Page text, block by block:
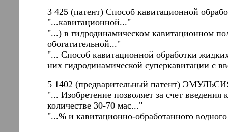
3 425 (патент) Способ кавитационной
"...кавитационной..."
"...) в гидродинамическом кавитационном
обогатительной..."
"... Способ кавитационной обработки
них гидродинамической суперкавитации с
5 1402 (предварительный патент)
"... Изобретение позволяет за счет
количестве 30-70 мас..."
"...% и кавитационно-обработанного